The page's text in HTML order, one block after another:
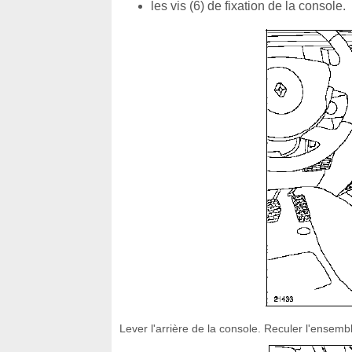
les vis (6) de fixation de la console.
Lever l'arrière de la console. Reculer